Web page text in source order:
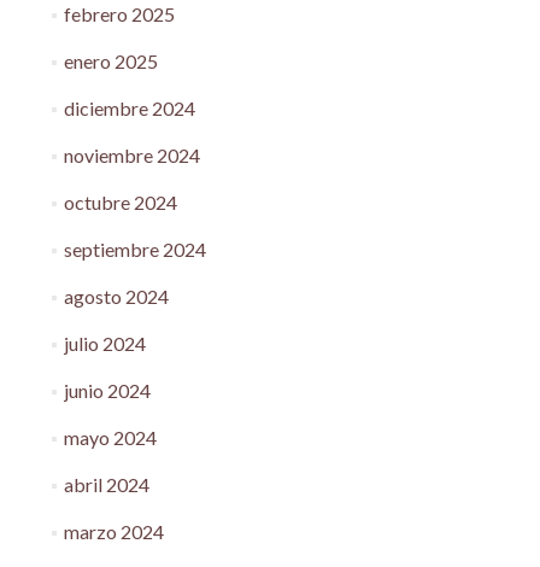
febrero 2025
enero 2025
diciembre 2024
noviembre 2024
octubre 2024
septiembre 2024
agosto 2024
julio 2024
junio 2024
mayo 2024
abril 2024
marzo 2024